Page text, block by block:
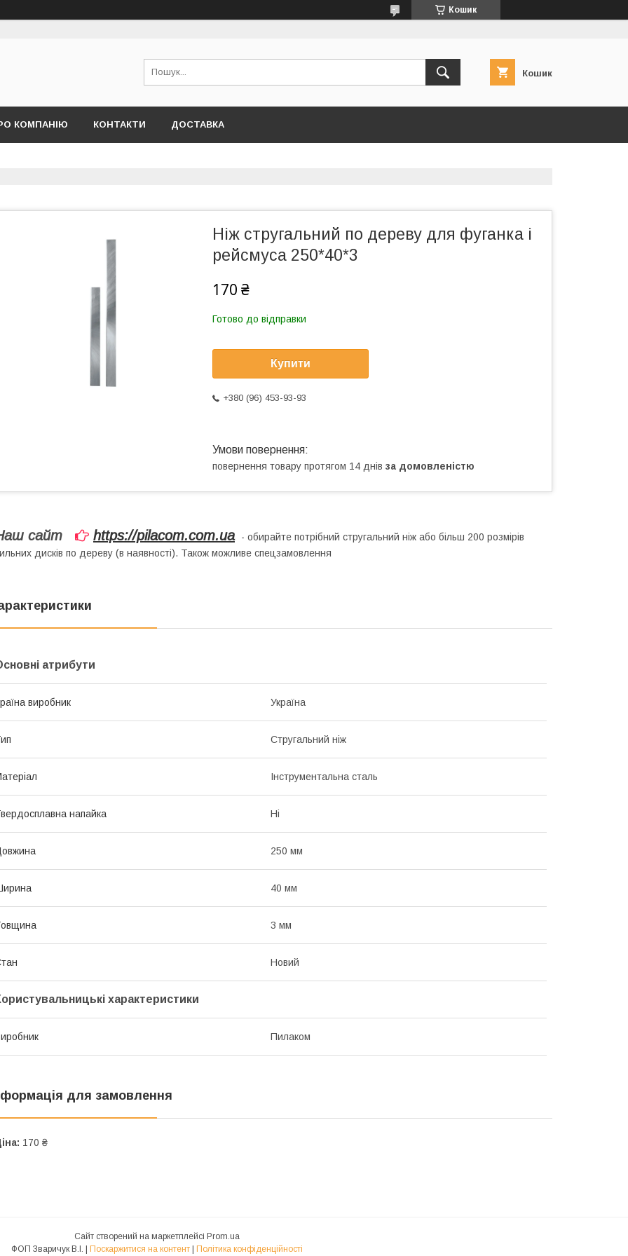
Кошик
Кошик
КОМПАНІЮ КОНТАКТИ ДОСТАВКА
Ніж стругальний по дереву для фуганка і
рейсмуса 250*40*3
170 ₴
Готово до відправки
Купити
+380 (96) 453-93-93
повернення товару протягом 14 днів за домовленістю
сайт https://pilacom.com.ua
- обирайте потрібний стругальний ніж або більш 200 розмірів
дисків по дереву (в наявності). Також можливе спецзамовлення
атрибути
виробник Україна
Стругальний ніж
Інструментальна сталь
напайка Ні
250 мм
40 мм
3 мм
Новий
характеристики
Пилаком
для замовлення
170 ₴
Сайт створений на маркетплейсі Prom.ua
Поскаржитися на контент Політика конфіденційності